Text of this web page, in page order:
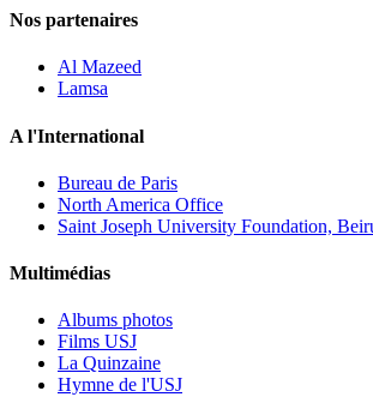
Nos partenaires
Al Mazeed
Lamsa
A l'International
Bureau de Paris
North America Office
Saint Joseph University Foundation,
Multimédias
Albums photos
Films USJ
La Quinzaine
Hymne de l'USJ